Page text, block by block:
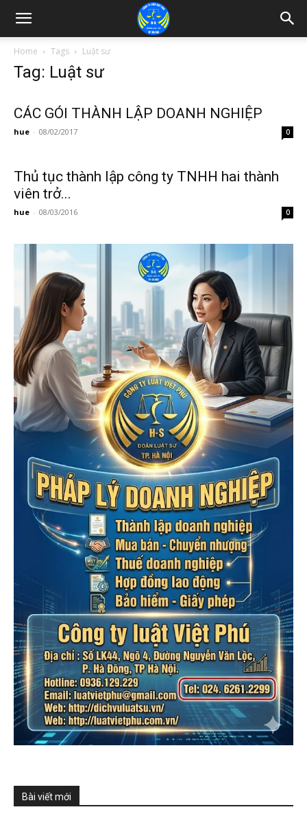
Home Tags Luật sư
Tag: Luật sư
CÁC GÓI THÀNH LẬP DOANH NGHIỆP
hue - 08/02/2017 0
Thủ tục thành lập công ty TNHH hai thành
viên trở...
hue - 08/03/2016 0
Bài viết mới